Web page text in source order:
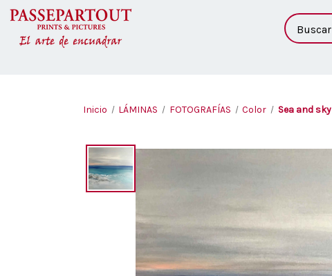
Buscar
Inicio LÁMINAS FOTOGRAFÍAS Color Sea and sky